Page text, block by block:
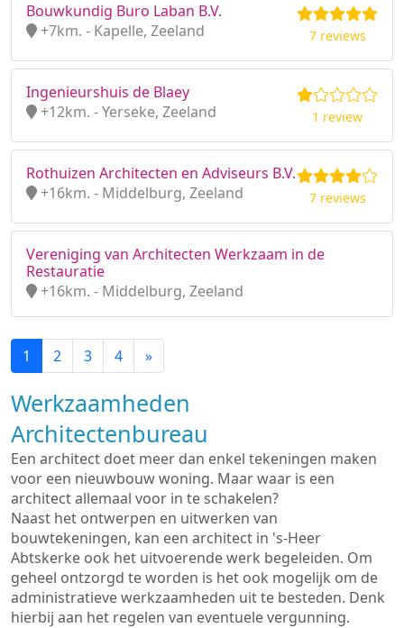
Bouwkundig Buro Laban B.V.
+7km. - Kapelle, Zeeland
7 reviews
Ingenieurshuis de Blaey
+12km. - Yerseke, Zeeland
1 review
Rothuizen Architecten en Adviseurs B.V.
+16km. - Middelburg, Zeeland
7 reviews
Vereniging van Architecten Werkzaam in de
Restauratie
+16km. - Middelburg, Zeeland
1 2 3 4 »
Werkzaamheden
Architectenbureau
Een architect doet meer dan enkel tekeningen maken
voor een nieuwbouw woning. Maar waar is een
architect allemaal voor in te schakelen?
Naast het ontwerpen en uitwerken van
bouwtekeningen, kan een architect in 's-Heer
Abtskerke ook het uitvoerende werk begeleiden. Om
geheel ontzorgd te worden is het ook mogelijk om de
administratieve werkzaamheden uit te besteden. Denk
hierbij aan het regelen van eventuele vergunning.